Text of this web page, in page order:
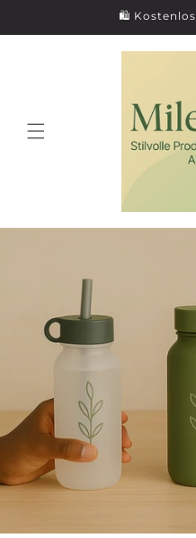
Inhalt
🛍